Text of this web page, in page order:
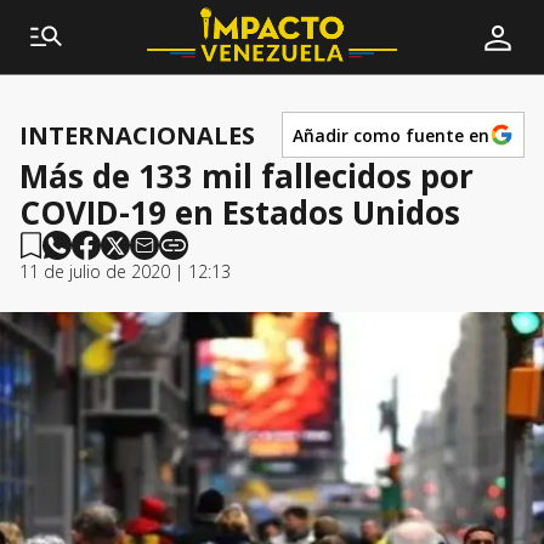
INTERNACIONALES Añadir como fuente en
Más de 133 mil fallecidos por
COVID-19 en Estados Unidos
11 de julio de 2020 | 12:13